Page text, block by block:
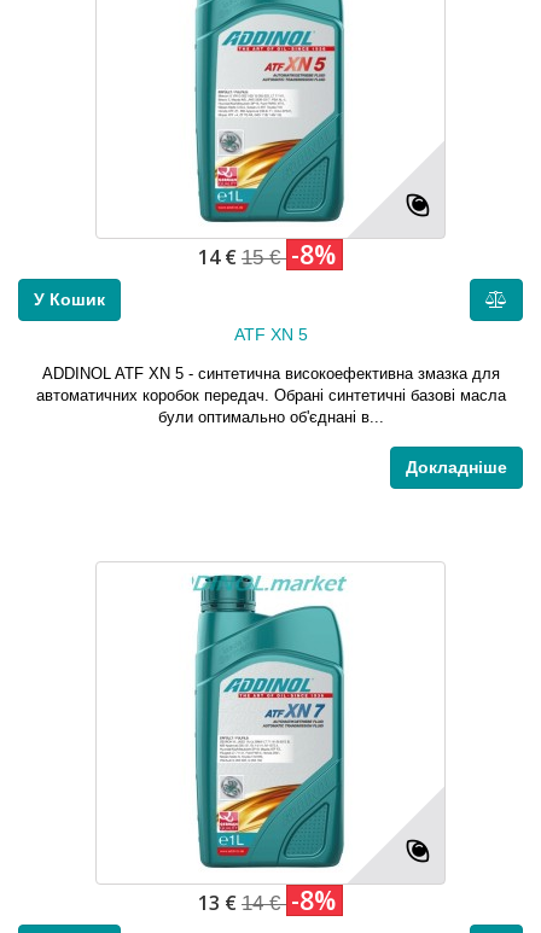
14 € 15 € -8%
У Кошик
ATF XN 5
ADDINOL ATF XN 5 - синтетична високоефективна змазка для
автоматичних коробок передач. Обрані синтетичні базові масла
були оптимально об'єднані в...
Докладніше
13 € 14 € -8%